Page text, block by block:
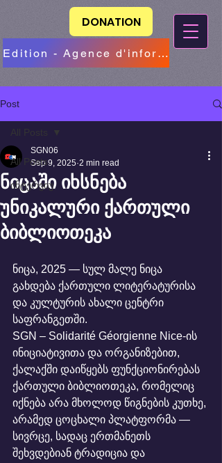
Edition - Agence d'information
DONATION
Post
All Posts
ინტერვიუ
All Posts
ნიცაში იხსნება
უნიკალური ქართული
ბიბლიოთეკა
SGN06
Sep 9, 2025 2 min read
ნიცა, 2025 — სულ მალე ნიცა
გახდება ქართული ლიტერატურისა
და კულტურის ახალი ცენტრი
საფრანგეთში.
SGN – Solidarité Géorgienne Nice-ის
ინიციატივითა და ორგანიზებით,
ქალაქში დაიწყებს ფუნქციონირებას
ქართული ბიბლიოთეკა, რომელიც
იქნება არა მხოლოდ წიგნების კუთხე,
არამედ ცოცხალი პლატფორმა —
სივრცე, სადაც ერთმანეთს
შეხვდებიან ტრადიცია და